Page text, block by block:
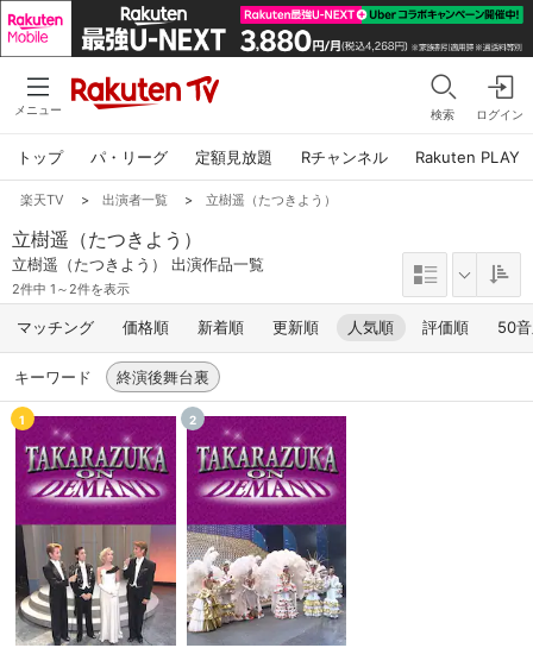
メニュー 検索 ログイン
トップ パ・リーグ 定額見放題 Rチャンネル Rakuten PLAY
楽天TV > 出演者一覧 > 立樹遥（たつきよう）
立樹遥（たつきよう）
立樹遥（たつきよう） 出演作品一覧
2件中 1～2件を表示
マッチング 価格順 新着順 更新順 人気順 評価順 50
キーワード 終演後舞台裏
1 2